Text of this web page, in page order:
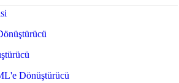
Dönüştürücü